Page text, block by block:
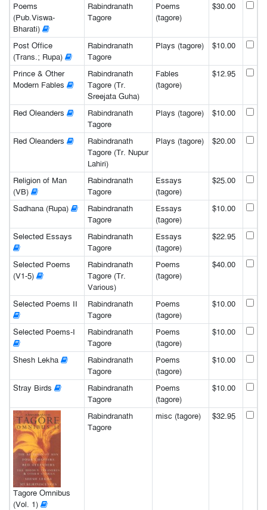
Poems
(Pub.Viswa-
Bharati)
Rabindranath
Tagore
Poems
(tagore)
$30.00
Post Office
(Trans.; Rupa)
Rabindranath
Tagore
Plays (tagore) $10.00
Prince & Other
Modern Fables
Rabindranath
Tagore (Tr.
Sreejata Guha)
Fables
(tagore)
$12.95
Red Oleanders
Rabindranath
Tagore
Plays (tagore) $10.00
Red Oleanders
Rabindranath
Tagore (Tr. Nupur
Lahiri)
Plays (tagore) $20.00
Religion of Man
(VB)
Rabindranath
Tagore
Essays
(tagore)
$25.00
Sadhana (Rupa)
Rabindranath
Tagore
Essays
(tagore)
$10.00
Selected Essays
Rabindranath
Tagore
Essays
(tagore)
$22.95
Selected Poems
(V1-5)
Rabindranath
Tagore (Tr.
Various)
Poems
(tagore)
$40.00
Selected Poems II
Rabindranath
Tagore
Poems
(tagore)
$10.00
Selected Poems-I
Rabindranath
Tagore
Poems
(tagore)
$10.00
Shesh Lekha
Rabindranath
Tagore
Poems
(tagore)
$10.00
Stray Birds
Rabindranath
Tagore
Poems
(tagore)
$10.00
Tagore Omnibus
(Vol. 1)
Rabindranath
Tagore
misc (tagore) $32.95